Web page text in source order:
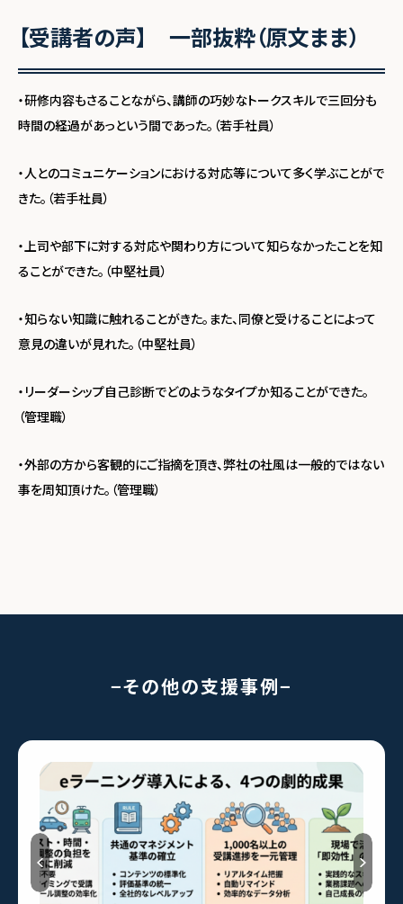
【受講者の声】 一部抜粋（原文まま）
・研修内容もさることながら、講師の巧妙なトークスキルで三回分も
時間の経過があっという間であった。（若手社員）
・人とのコミュニケーションにおける対応等について多く学ぶことがで
きた。（若手社員）
・上司や部下に対する対応や関わり方について知らなかったことを知
ることができた。（中堅社員）
・知らない知識に触れることがきた。また、同僚と受けることによって
意見の違いが見れた。（中堅社員）
・リーダーシップ自己診断でどのようなタイプか知ることができた。
（管理職）
・外部の方から客観的にご指摘を頂き、弊社の社風は一般的ではない
事を周知頂けた。（管理職）
その他の支援事例
Previous